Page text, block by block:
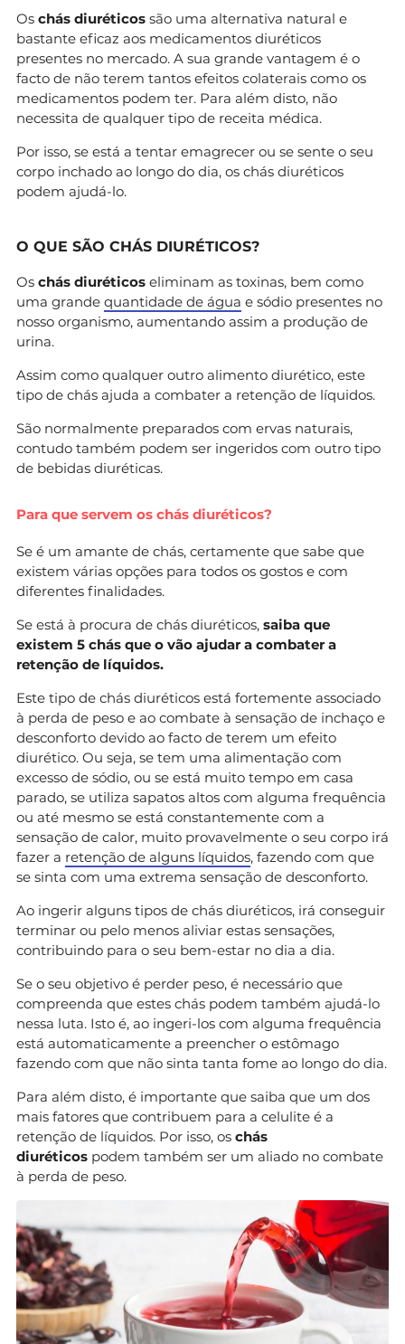
Os chás diuréticos são uma alternativa natural e
bastante eficaz aos medicamentos diuréticos
presentes no mercado. A sua grande vantagem é o
facto de não terem tantos efeitos colaterais como os
medicamentos podem ter. Para além disto, não
necessita de qualquer tipo de receita médica.
Por isso, se está a tentar emagrecer ou se sente o seu
corpo inchado ao longo do dia, os chás diuréticos
podem ajudá-lo.
O QUE SÃO CHÁS DIURÉTICOS?
Os chás diuréticos eliminam as toxinas, bem como
uma grande quantidade de água e sódio presentes no
nosso organismo, aumentando assim a produção de
urina.
Assim como qualquer outro alimento diurético, este
tipo de chás ajuda a combater a retenção de líquidos.
São normalmente preparados com ervas naturais,
contudo também podem ser ingeridos com outro tipo
de bebidas diuréticas.
Para que servem os chás diuréticos?
Se é um amante de chás, certamente que sabe que
existem várias opções para todos os gostos e com
diferentes finalidades.
Se está à procura de chás diuréticos, saiba que
existem 5 chás que o vão ajudar a combater a
retenção de líquidos.
Este tipo de chás diuréticos está fortemente associado
à perda de peso e ao combate à sensação de inchaço e
desconforto devido ao facto de terem um efeito
diurético. Ou seja, se tem uma alimentação com
excesso de sódio, ou se está muito tempo em casa
parado, se utiliza sapatos altos com alguma frequência
ou até mesmo se está constantemente com a
sensação de calor, muito provavelmente o seu corpo irá
fazer a retenção de alguns líquidos, fazendo com que
se sinta com uma extrema sensação de desconforto.
Ao ingerir alguns tipos de chás diuréticos, irá conseguir
terminar ou pelo menos aliviar estas sensações,
contribuindo para o seu bem-estar no dia a dia.
Se o seu objetivo é perder peso, é necessário que
compreenda que estes chás podem também ajudá-lo
nessa luta. Isto é, ao ingeri-los com alguma frequência
está automaticamente a preencher o estômago
fazendo com que não sinta tanta fome ao longo do dia.
Para além disto, é importante que saiba que um dos
mais fatores que contribuem para a celulite é a
retenção de líquidos. Por isso, os chás
diuréticos podem também ser um aliado no combate
à perda de peso.